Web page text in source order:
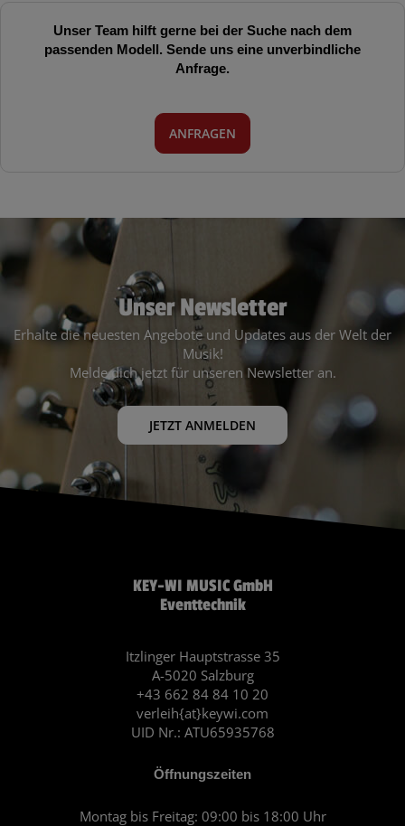
Unser Team hilft gerne bei der Suche nach dem
passenden Modell. Sende uns eine unverbindliche
Anfrage.
ANFRAGEN
Unser Newsletter
Erhalte die neuesten Angebote und Updates aus der Welt der
Musik!
Melde dich jetzt für unseren Newsletter an.
JETZT ANMELDEN
KEY-WI MUSIC GmbH
Eventtechnik
Itzlinger Hauptstrasse 35
A-5020 Salzburg
+43 662 84 84 10 20
verleih{at}keywi.com
UID Nr.: ATU65935768
Öffnungszeiten
Montag bis Freitag: 09:00 bis 18:00 Uhr